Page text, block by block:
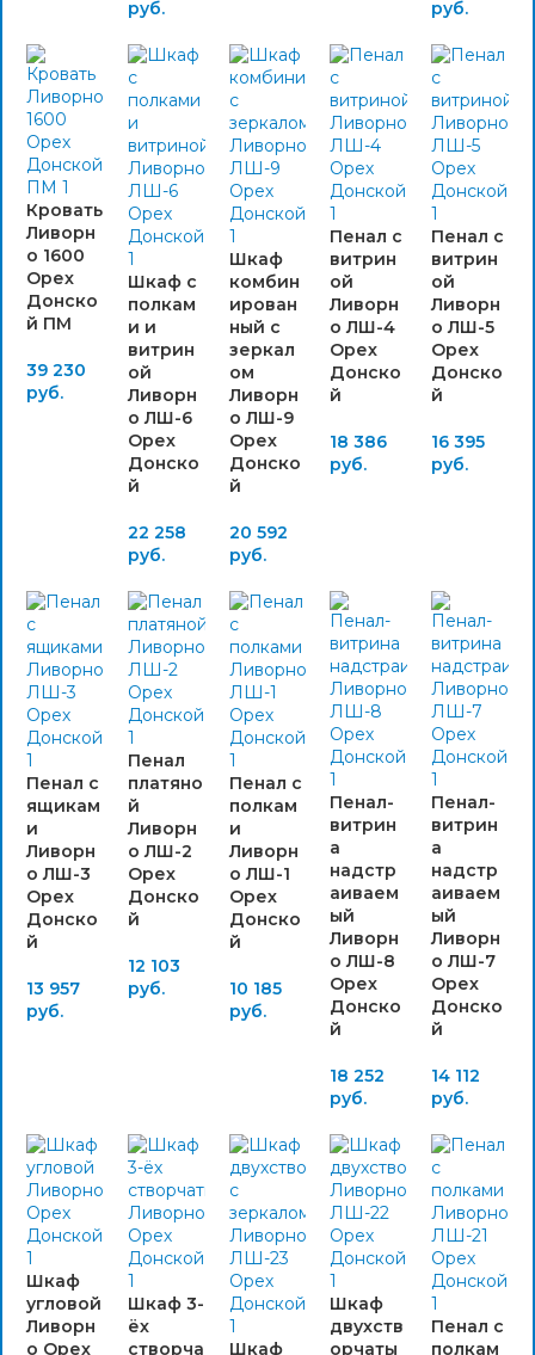
руб.
руб.
Кровать
Ливорн
о 1600
Орех
Донско
й ПМ
39 230
руб.
Шкаф с
полкам
и и
витрин
ой
Ливорн
о ЛШ-6
Орех
Донско
й
22 258
руб.
Шкаф
комбин
ирован
ный с
зеркал
ом
Ливорн
о ЛШ-9
Орех
Донско
й
20 592
руб.
Пенал с
витрин
ой
Ливорн
о ЛШ-4
Орех
Донско
й
18 386
руб.
Пенал с
витрин
ой
Ливорн
о ЛШ-5
Орех
Донско
й
16 395
руб.
Пенал с
ящикам
и
Ливорн
о ЛШ-3
Орех
Донско
й
13 957
руб.
Пенал
платяно
й
Ливорн
о ЛШ-2
Орех
Донско
й
12 103
руб.
Пенал с
полкам
и
Ливорн
о ЛШ-1
Орех
Донско
й
10 185
руб.
Пенал-
витрин
а
надстр
аиваем
ый
Ливорн
о ЛШ-8
Орех
Донско
й
18 252
руб.
Пенал-
витрин
а
надстр
аиваем
ый
Ливорн
о ЛШ-7
Орех
Донско
й
14 112
руб.
Шкаф
угловой
Ливорн
о Орех
Шкаф 3-
ёх
створча
Шкаф
Шкаф
двухств
орчаты
Пенал с
полкам